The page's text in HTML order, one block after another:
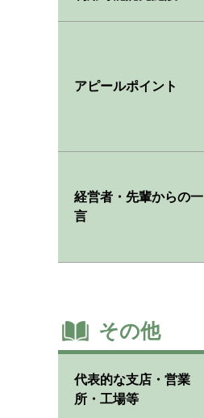
アピールポイント
経営者・先輩からの一
言
その他
代表的な支店・営業
所・工場等